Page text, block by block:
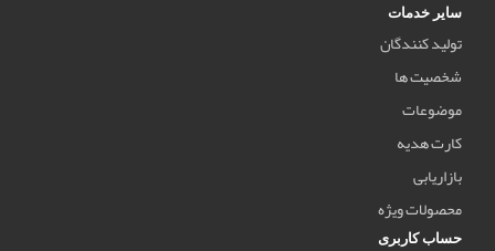
سایر خدمات
تولید کنندگان
شخصیت ها
موضوعات
کارت هدیه
بازاریابی
محصولات ویژه
حساب کاربری